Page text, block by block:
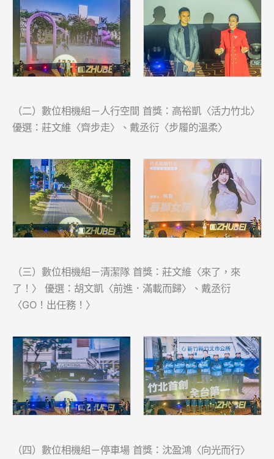
（二）數位相機組－人行空間 首獎：高裕凱〈活力竹北〉
優選：莊文維〈齊步走〉、戴丞衍〈步履的溫柔〉
（三）數位相機組－清潔隊 首獎：莊文維〈來了，來
了！〉 優選：胡文凱〈前進．滿載而歸〉、戴丞衍
〈GO！出任務！〉
（四）數位相機組－停車場 首獎：沈盈鴻〈向光而行〉